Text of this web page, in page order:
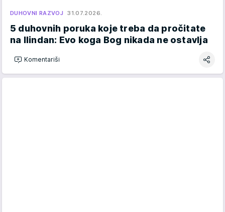
DUHOVNI RAZVOJ 31.07.2026.
5 duhovnih poruka koje treba da pročitate
na Ilindan: Evo koga Bog nikada ne ostavlja
Komentariši